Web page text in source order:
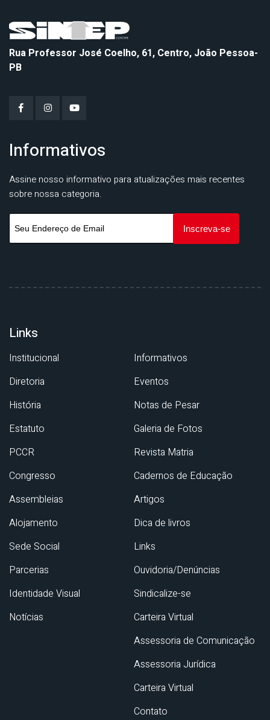
Rua Professor José Coelho, 61, Centro, João Pessoa-
PB
Informativos
Assine nosso informativo para atualizações mais recentes
sobre nossa categoria.
Links
Institucional
Diretoria
História
Estatuto
PCCR
Congresso
Assembleias
Alojamento
Sede Social
Parcerias
Identidade Visual
Notícias
Informativos
Eventos
Notas de Pesar
Galeria de Fotos
Revista Matria
Cadernos de Educação
Artigos
Dica de livros
Links
Ouvidoria/Denúncias
Sindicalize-se
Carteira Virtual
Assessoria de Comunicação
Assessoria Jurídica
Carteira Virtual
Contato